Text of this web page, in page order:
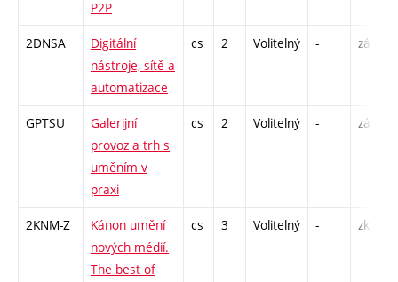
P2P
2DNSA
Digitální
nástroje, sítě a
automatizace
cs 2 Volitelný - zá
GPTSU
Galerijní
provoz a trh s
uměním v
praxi
cs 2 Volitelný - zá
2KNM-Z
Kánon umění
nových médií.
The best of
cs 3 Volitelný - zk